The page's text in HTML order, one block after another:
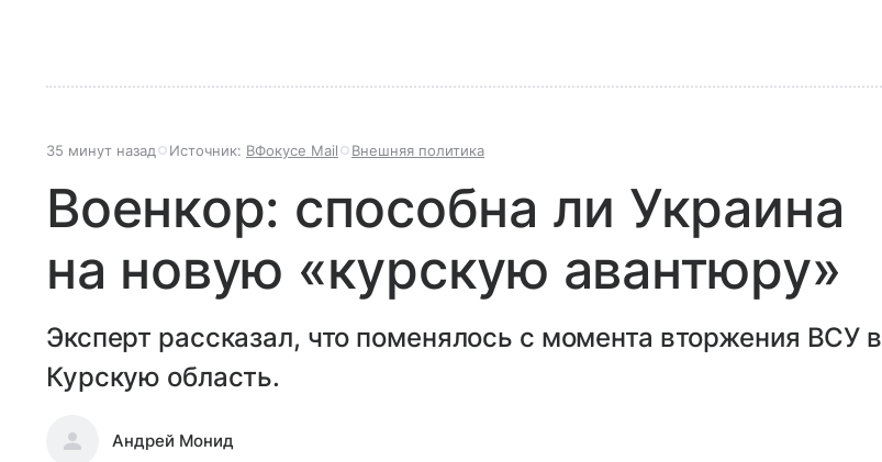
35 минут назад Источник: ВФокусе Mail Внешняя политика
Военкор: способна ли Украина
на новую «курскую авантюру»
Эксперт рассказал, что поменялось с момента вторжения ВСУ в
Курскую область.
Андрей Монид